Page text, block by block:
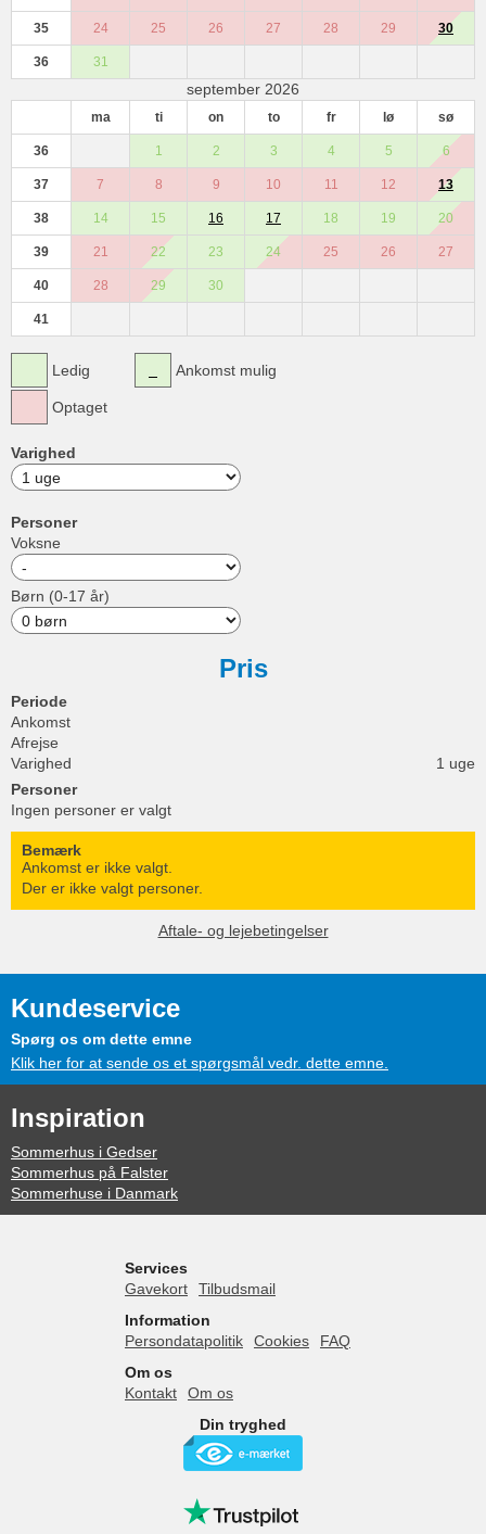
35 24 25 26 27 28 29 30
36 31
september 2026
ma ti on to fr lø sø
36 1 2 3 4 5 6
37 7 8 9 10 11 12 13
38 14 15 16 17 18 19 20
39 21 22 23 24 25 26 27
40 28 29 30
41
Ledig
Optaget
Ankomst mulig
Varighed
Personer
Voksne
Børn (0-17 år)
Pris
Periode
Ankomst
Afrejse
Varighed
1 uge
Personer
Ingen personer er valgt
Bemærk
Ankomst er ikke valgt.
Der er ikke valgt personer.
Aftale- og lejebetingelser
Kundeservice
Spørg os om dette emne
Klik her for at sende os et spørgsmål vedr. dette emne.
Inspiration
Sommerhus i Gedser
Sommerhus på Falster
Sommerhuse i Danmark
Services
Gavekort
Tilbudsmail
Information
Persondatapolitik
Cookies
FAQ
Om os
Kontakt
Om os
Din tryghed